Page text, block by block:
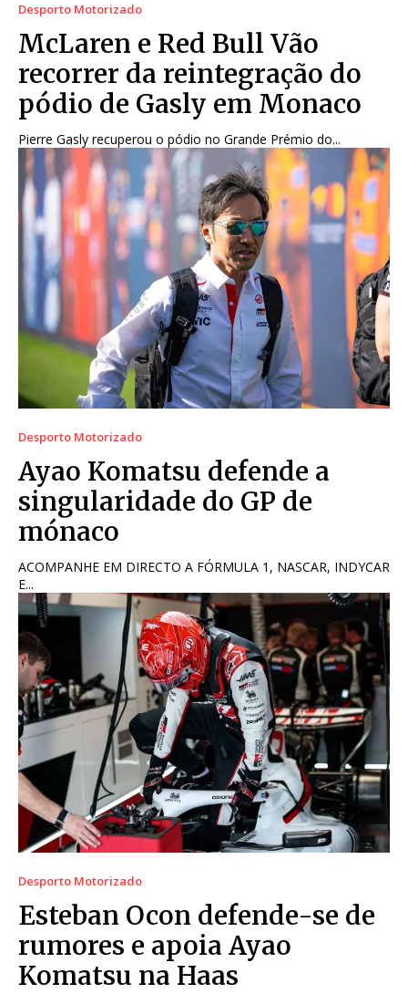
Desporto Motorizado
McLaren e Red Bull Vão
recorrer da reintegração do
pódio de Gasly em Monaco
Pierre Gasly recuperou o pódio no Grande Prémio do...
Desporto Motorizado
Ayao Komatsu defende a
singularidade do GP de
mónaco
ACOMPANHE EM DIRECTO A FÓRMULA 1, NASCAR, INDYCAR
E...
Desporto Motorizado
Esteban Ocon defende-se de
rumores e apoia Ayao
Komatsu na Haas